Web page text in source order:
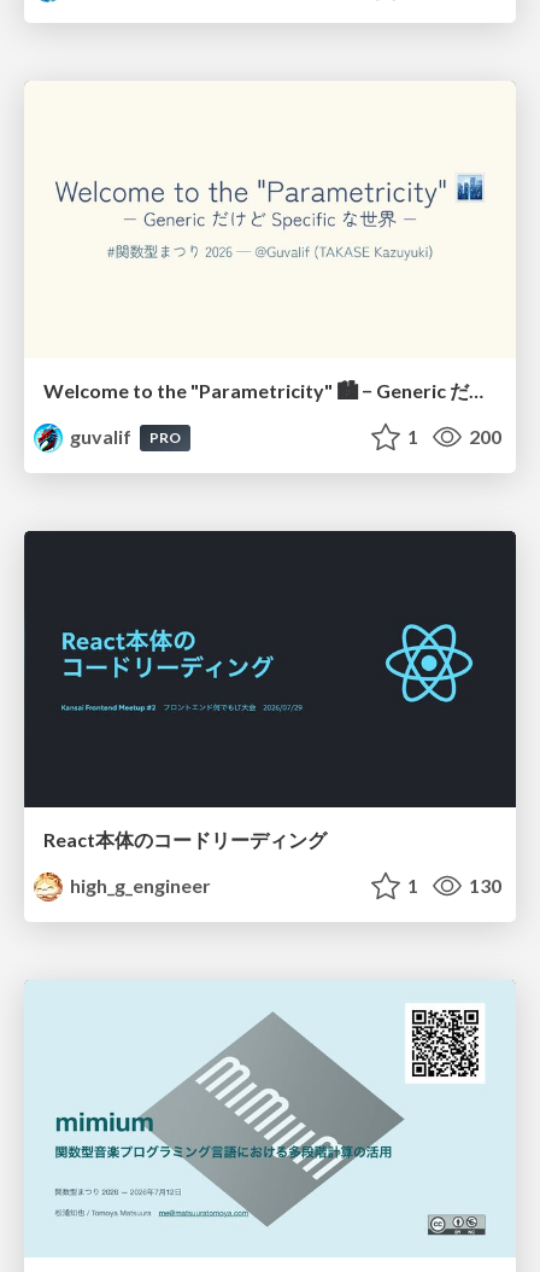
Welcome to the "Parametricity" 🏙️ − Generic だけど Specific な世界 −
guvalif
PRO 1 200
React本体のコードリーディング
high_g_engineer
1 130